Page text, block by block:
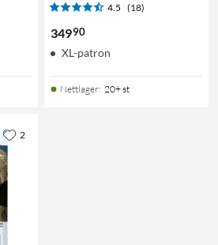
4.5 (18)
34990
XL-patron
Nettlager: 20+ st
2